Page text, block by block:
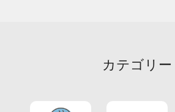
カテゴリー